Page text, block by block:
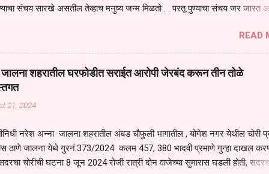
संचय सारखे असतील तेव्हाच मनुष्य जन्म मिळतो . . परतू पुण्याचा संचय जर जास्त
सुंगधाचे व्यसन लागण्यापेक्षा भगवत भंक्ती चे व व्यसन लावा म्हणजे या नरदेहाचा उपयोग
मनुष्यावर होत असतात यापैकी भगवत कृपा ही पुण्यवानालाच होत असते . भगवंताच्या
होतो गरज आहे त्याला मनापासून आळवण्याची असे प्रतिपादन प पू चेतन्य बापू याचे कृपा
बापू यांनी तळणी येथून जवळच असलेल्या बेलोरा येथे केले तीन दिवसीय गीतारामायण
करण्यात आले आहे . या कलयुगात प्रत्येक मनुष्य दुःखी आहे थोडे थोडे सगळेच
कोणीच सुखी नजरेला येणार नाही . धनाने सुखी असतील पण शरीर व्याधी...
READ
जालना शहरातील घरफोडीत सराईत आरोपी जेरबंद करून तीन तोळे
21, 2024
नरेश अन्ना जालना शहरातील अंबड चौफुली भागातील , योगेश नगर येथील चोरी
ठाणे जालना येथे गुरनं.373/2024 कलम 457, 380 भादवी प्रमाणे गुन्हा दाखल
चोरीची घटना 8 जून 2024 रोजी रात्री दोन वाजेच्या सुमारास घडली होती,